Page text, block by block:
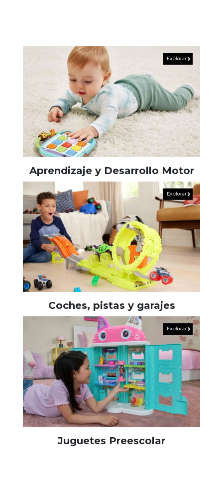
Aprendizaje y Desarrollo Motor
Coches, pistas y garajes
Juguetes Preescolar